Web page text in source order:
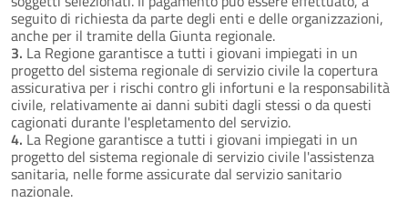
seguito di richiesta da parte degli enti e delle organizzazioni,
anche per il tramite della Giunta regionale.
3. La Regione garantisce a tutti i giovani impiegati in un
progetto del sistema regionale di servizio civile la copertura
assicurativa per i rischi contro gli infortuni e la responsabilità
civile, relativamente ai danni subiti dagli stessi o da questi
cagionati durante l'espletamento del servizio.
4. La Regione garantisce a tutti i giovani impiegati in un
progetto del sistema regionale di servizio civile l'assistenza
sanitaria, nelle forme assicurate dal servizio sanitario
nazionale.